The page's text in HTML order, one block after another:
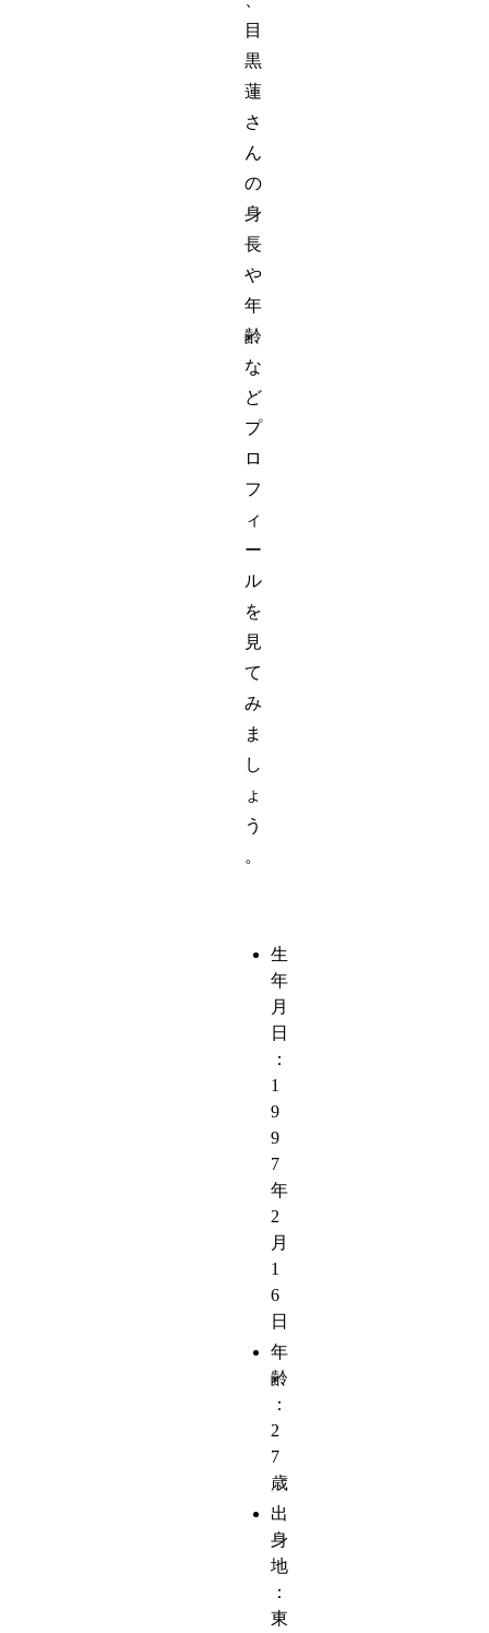
目
黒
蓮
さ
ん
の
身
長
や
年
齢
な
ど
プ
ロ
フ
ィ
ー
ル
を
見
て
み
ま
し
ょ
う
。
生
年
月
日
：
1
9
9
7
年
2
月
1
6
日
年
齢
：
2
7
歳
出
身
地
：
東